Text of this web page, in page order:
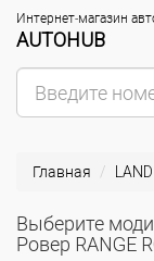
Интернет-магазин
AUTOHUB
Главная
Выберите
Ровер RANGE